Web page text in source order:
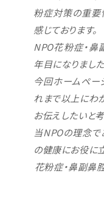
粉症対策の重要
感じております。
NPO花粉症・
年目になりました
今回ホームペー
れまで以上にわ
お伝えしたいと
当NPOの理念で
の健康にお役に
花粉症・鼻副